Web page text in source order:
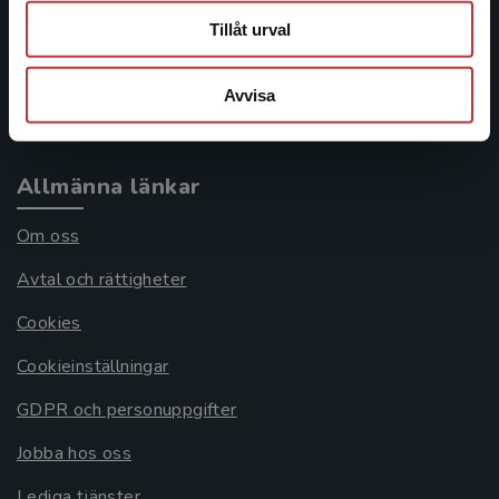
Tillåt urval
Avvisa
Köpvillkor
Systemkrav
Allmänna länkar
Om oss
Avtal och rättigheter
Cookies
Cookieinställningar
GDPR och personuppgifter
Jobba hos oss